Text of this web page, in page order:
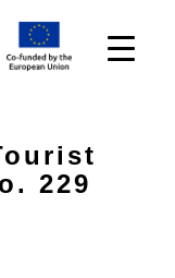
229